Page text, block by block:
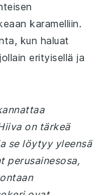
karamelliin.
kun haluat
erityisellä ja
on tärkeä
se löytyy yleensä
perusainesosa,